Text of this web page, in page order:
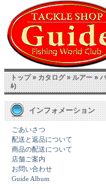
トップ»カタログ»ルアー»
ﾙ)
インフォメーション
ごあいさつ
配送と返品について
商品の配送について
店舗ご案内
お問い合わせ
Guide Album